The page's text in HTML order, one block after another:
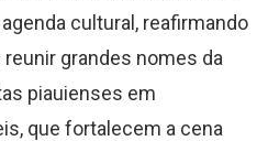
cultural, reafirmando
grandes nomes da
piauienses em
que fortalecem a cena